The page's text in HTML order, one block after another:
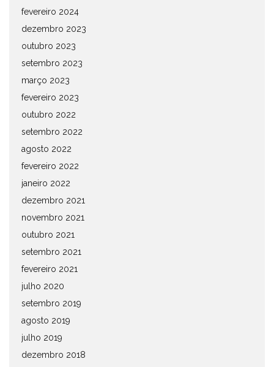
fevereiro 2024
dezembro 2023
outubro 2023
setembro 2023
março 2023
fevereiro 2023
outubro 2022
setembro 2022
agosto 2022
fevereiro 2022
janeiro 2022
dezembro 2021
novembro 2021
outubro 2021
setembro 2021
fevereiro 2021
julho 2020
setembro 2019
agosto 2019
julho 2019
dezembro 2018